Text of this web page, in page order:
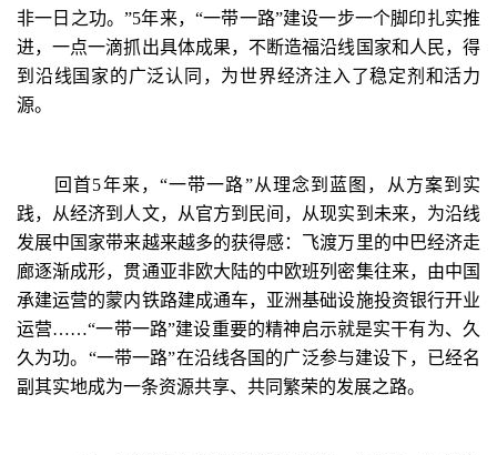
非一日之功。”5年来，“一带一路”建设一步一个脚印扎实推
进，一点一滴抓出具体成果，不断造福沿线国家和人民，得
到沿线国家的广泛认同，为世界经济注入了稳定剂和活力
源。
回首5年来，“一带一路”从理念到蓝图，从方案到实
践，从经济到人文，从官方到民间，从现实到未来，为沿线
发展中国家带来越来越多的获得感：飞渡万里的中巴经济走
廊逐渐成形，贯通亚非欧大陆的中欧班列密集往来，由中国
承建运营的蒙内铁路建成通车，亚洲基础设施投资银行开业
运营……“一带一路”建设重要的精神启示就是实干有为、久
久为功。“一带一路”在沿线各国的广泛参与建设下，已经名
副其实地成为一条资源共享、共同繁荣的发展之路。